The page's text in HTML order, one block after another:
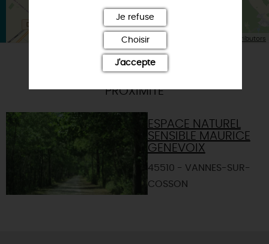
Leaflet| Map data © OpenStreetMap contributors
PROXIMITÉ
ESPACE NATUREL
SENSIBLE MAURICE
GENEVOIX
45510 - VANNES-SUR-
COSSON
Je refuse
Choisir
J'accepte